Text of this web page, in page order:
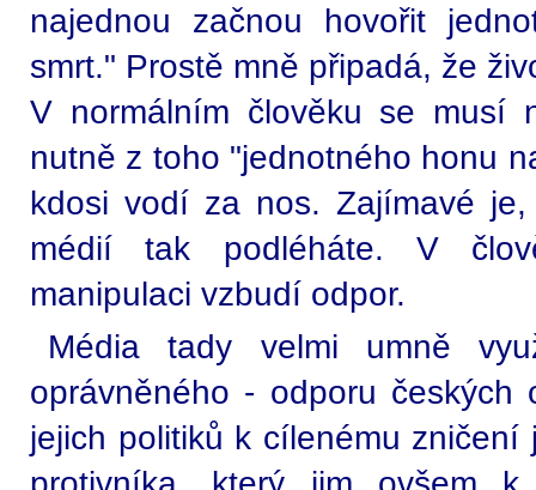
najednou začnou hovořit
smrt." Prostě mně připadá, že
V normálním člověku se musí
nutně z toho "jednotného honu
kdosi vodí za nos. Zajímavé
médií tak podléháte. V
manipulaci vzbudí odpor.
Média tady velmi umně
oprávněného - odporu českých
jejich politiků k cílenému